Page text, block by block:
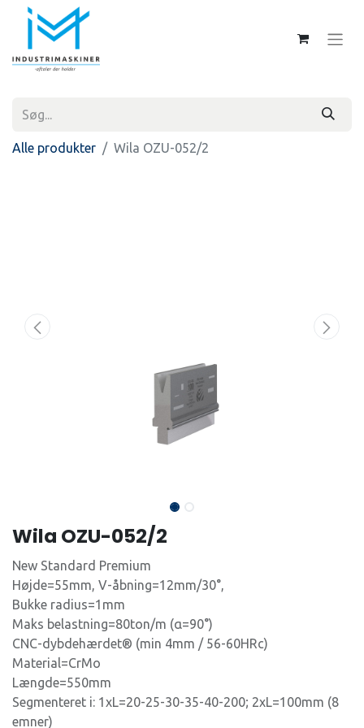
Alle produkter Wila OZU-052/2
Wila OZU-052/2
New Standard Premium
Højde=55mm, V-åbning=12mm/30°,
Bukke radius=1mm
Maks belastning=80ton/m (α=90°)
CNC-dybdehærdet® (min 4mm / 56-60HRc)
Material=CrMo
Længde=550mm
Segmenteret i: 1xL=20-25-30-35-40-200; 2xL=100mm (8
emner)